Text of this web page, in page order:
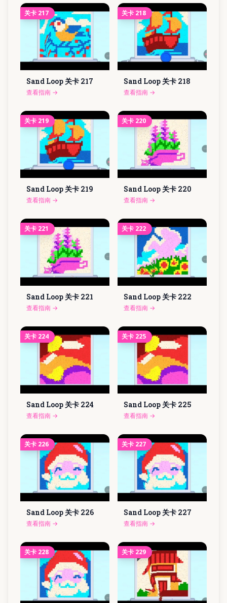
关卡 217
Sand Loop 关卡 217
查看指南 →
关卡 218
Sand Loop 关卡 218
查看指南 →
关卡 219
Sand Loop 关卡 219
查看指南 →
关卡 220
Sand Loop 关卡 220
查看指南 →
关卡 221
Sand Loop 关卡 221
查看指南 →
关卡 222
Sand Loop 关卡 222
查看指南 →
关卡 224
Sand Loop 关卡 224
查看指南 →
关卡 225
Sand Loop 关卡 225
查看指南 →
关卡 226
Sand Loop 关卡 226
查看指南 →
关卡 227
Sand Loop 关卡 227
查看指南 →
关卡 228 关卡 229